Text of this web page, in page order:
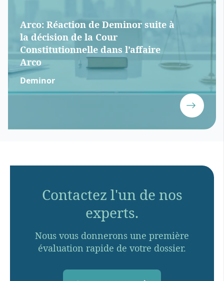
Arco: Réaction de Deminor suite à
la décision de la Cour
Constitutionnelle dans l’affaire
Arco
Deminor
Contactez l'un de nos
experts.
Nous vous donnerons une première
évaluation rapide de votre dossier.